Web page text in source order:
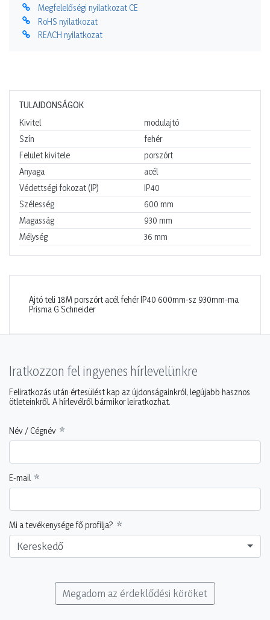
Megfelelőségi nyilatkozat CE
RoHS nyilatkozat
REACH nyilatkozat
TULAJDONSÁGOK
Kivitel
modulajtó
Szín
fehér
Felület kivitele
porszórt
Anyaga
acél
Védettségi fokozat (IP)
IP40
Szélesség
600 mm
Magasság
930 mm
Mélység
36 mm
Ajtó teli 18M porszórt acél fehér IP40 600mm-sz 930mm-ma
Prisma G Schneider
Iratkozzon fel ingyenes hírlevelünkre
Feliratkozás után értesülést kap az újdonságainkról, legújabb hasznos
ötleteinkről. A hírlevélről bármikor leiratkozhat.
Név / Cégnév
E-mail
Mi a tevékenysége fő profilja?
Kereskedő
Megadom az érdeklődési köröket